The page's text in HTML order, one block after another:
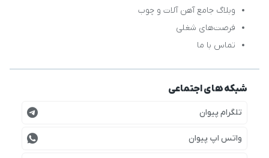
وبلاگ جامع آهن آلات و چوب
فرصت‌های شغلی
تماس با ما
شبکه های اجتماعی
تلگرام پیوان
واتس اپ پیوان